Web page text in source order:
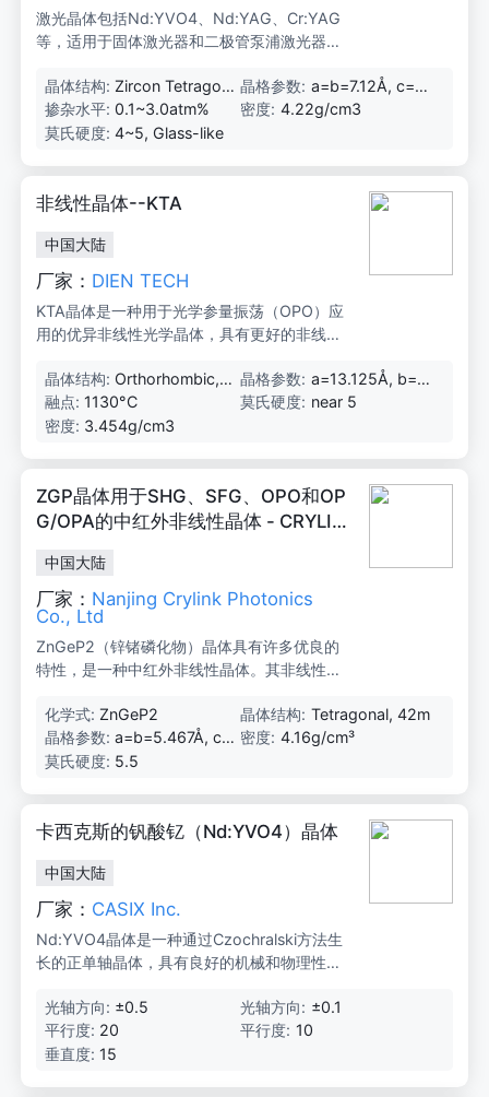
激光晶体包括Nd:YVO4、Nd:YAG、Cr:YAG
等，适用于固体激光器和二极管泵浦激光器，
域。
晶体结构: Zircon Tetragon
al, Space Group
D4h
晶格参数: a=b=7.12Å, c=6.
29Å
掺杂水平: 0.1~3.0atm% 密度: 4.22g/cm3
莫氏硬度: 4~5, Glass-like
非线性晶体--KTA
中国大陆
厂家： DIEN TECH
KTA晶体是一种用于光学参量振荡（OPO）应
用的优异非线性光学晶体，具有更好的非线性
减少，角度和温度带宽宽，低介电常数，低离
子电导率使其相比KTP具有更高的损伤阈值。
晶体结构: Orthorhombic, P
oint Group mm2
晶格参数: a=13.125Å, b=6.
5716Å, c=10.78
融点: 1130°C 莫氏硬度: near 5
密度: 3.454g/cm3
ZGP晶体用于SHG、SFG、OPO和OP
G/OPA的中红外非线性晶体 - CRYLIN
中国大陆
厂家： Nanjing Crylink Photonics
Co., Ltd
ZnGeP2（锌锗磷化物）晶体具有许多优良的
特性，是一种中红外非线性晶体。其非线性系
在0.74-12μm范围内具有良好的光学透明性和
较高的激光损伤阈值，非常适合用于产生近红
外可调谐激光。ZGP是一种非常有希望的材
和OPG/OPA。
化学式: ZnGeP2 晶体结构: Tetragonal, 42m
晶格参数: a=b=5.467Å, c=
12.736Å
密度: 4.16g/cm³
莫氏硬度: 5.5
卡西克斯的钒酸钇（Nd:YVO4）晶体
中国大陆
厂家： CASIX Inc.
Nd:YVO4晶体是一种通过Czochralski方法生
长的正单轴晶体，具有良好的机械和物理性
合用于光学偏振元件。它是方解石（CaCO3）
和金红石（TiO2）的优秀合成替代品，广泛应
用于光纤隔离器和环行器、光束分离器、格兰
光轴方向: ±0.5 光轴方向: ±0.1
平行度: 20 平行度: 10
垂直度: 15